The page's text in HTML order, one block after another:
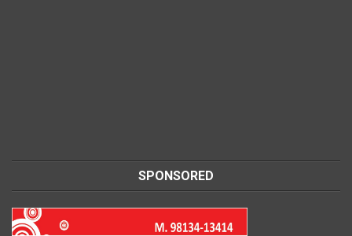
SPONSORED